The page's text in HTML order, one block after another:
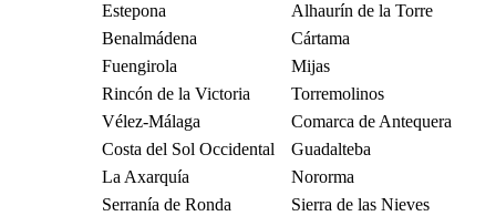
Estepona
Alhaurín de la Torre
Benalmádena
Cártama
Fuengirola
Mijas
Rincón de la Victoria
Torremolinos
Vélez-Málaga
Comarca de Antequera
Costa del Sol Occidental
Guadalteba
La Axarquía
Nororma
Serranía de Ronda
Sierra de las Nieves